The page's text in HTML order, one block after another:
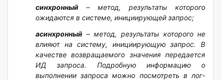
синхронный – метод, результаты которого
ожидаются в системе, инициирующей запрос;
асинхронный – метод, результаты которого не
влияют на систему, инициирующую запрос. В
качестве возвращаемого значения передается
ИД запроса. Подробную информацию о
выполнении запроса можно посмотреть в лог-